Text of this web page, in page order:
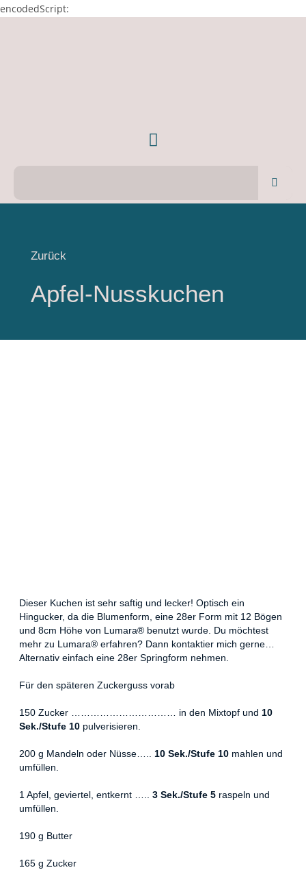
encodedScript:
Zurück
Apfel-Nusskuchen
Dieser Kuchen ist sehr saftig und lecker! Optisch ein
Hingucker, da die Blumenform, eine 28er Form mit 12 Bögen
und 8cm Höhe von Lumara® benutzt wurde. Du möchtest
mehr zu Lumara® erfahren? Dann kontaktier mich gerne…
Alternativ einfach eine 28er Springform nehmen.
Für den späteren Zuckerguss vorab
150 Zucker …………………………… in den Mixtopf und 10
Sek./Stufe 10 pulverisieren.
200 g Mandeln oder Nüsse….. 10 Sek./Stufe 10mahlen und
umfüllen.
1 Apfel, geviertel, entkernt ….. 3 Sek./Stufe 5raspeln und
umfüllen.
190 g Butter
165 g Zucker